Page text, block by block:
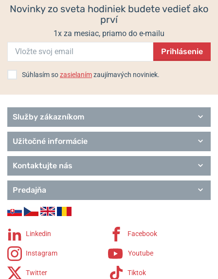
Novinky zo sveta hodiniek budete vedieť ako
prví
1x za mesiac, priamo do e-mailu
Prihlásenie
Súhlasím sozasielanímzaujímavých noviniek.
Služby zákazníkom
Užitočné informácie
Kontaktujte nás
Predajňa
Linkedin Facebook
Instagram Youtube
Twitter Tiktok